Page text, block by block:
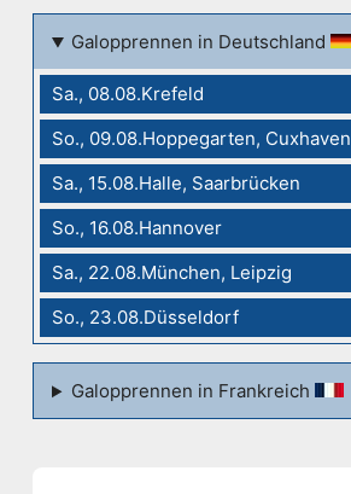
Galopprennen in Deutschland
Sa., 08.08.Krefeld
So., 09.08.Hoppegarten, Cuxhaven
Sa., 15.08.Halle, Saarbrücken
So., 16.08.Hannover
Sa., 22.08.München, Leipzig
So., 23.08.Düsseldorf
Galopprennen in Frankreich